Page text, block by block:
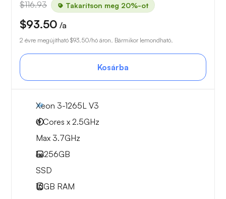
$116.93 Takarítson meg 20%-ot
$93.50 /a
2 évre megújítható $93.50/hó áron. Bármikor lemondható.
Kosárba
Xeon 3-1265L V3
4 Cores x 2.5GHz
Max 3.7GHz
1x256GB
SSD
16GB RAM